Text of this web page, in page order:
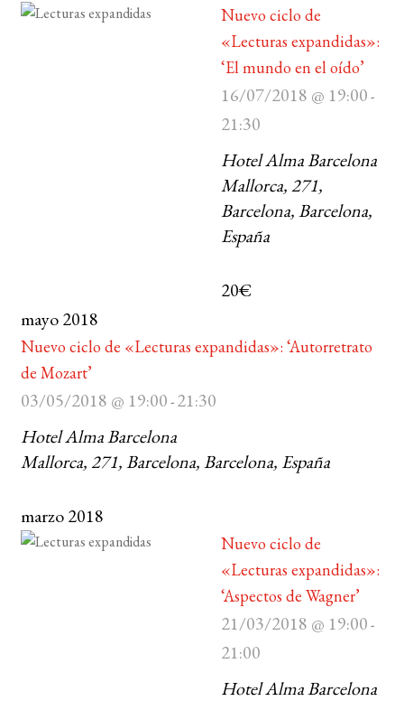
Nuevo ciclo de
«Lecturas expandidas»:
‘El mundo en el oído’
16/07/2018 @ 19:00-
21:30
Hotel Alma Barcelona
Mallorca, 271,
Barcelona, Barcelona,
España
20€
mayo 2018
Nuevo ciclo de «Lecturas expandidas»: ‘Autorretrato
de Mozart’
03/05/2018 @ 19:00-21:30
Hotel Alma Barcelona
Mallorca, 271, Barcelona, Barcelona, España
marzo 2018
Nuevo ciclo de
«Lecturas expandidas»:
‘Aspectos de Wagner’
21/03/2018 @ 19:00-
21:00
Hotel Alma Barcelona